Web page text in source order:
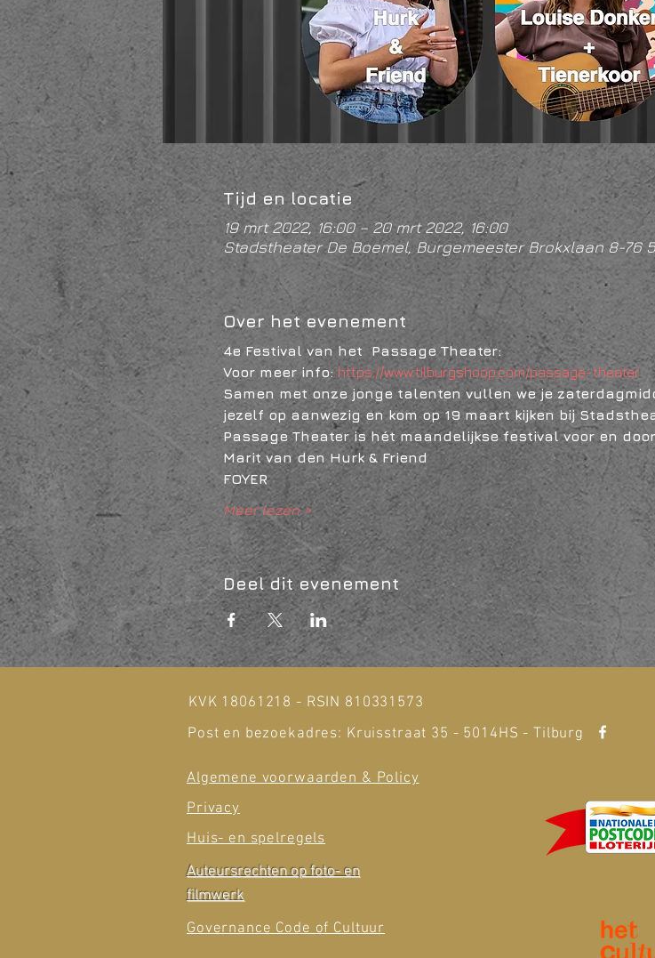
Tijd en locatie
19 mrt 2022, 16:00 – 20 mrt 2022, 16:00
Stadstheater De Boemel, Burgemeester Brokxlaan 8-76
Over het evenement
4e Festival van het  Passage Theater:
Voor meer info: https://www.tilburgshoop.com/passage-theater
Samen met onze jonge talenten vullen we je
jezelf op aanwezig en kom op 19 maart kijken bij
Passage Theater is hét maandelijkse festival voor en
Marit van den Hurk & Friend
FOYER
Meer lezen >
Deel dit evenement
KVK 18061218 - RSIN 810331573
Post en bezoekadres: Kruisstraat 35 - 5014HS - Tilburg
Algemene voorwaarden & Policy
Privacy
Huis- en spelregels
Auteursrechten op foto- en
filmwerk
Governance Code of Cultuur